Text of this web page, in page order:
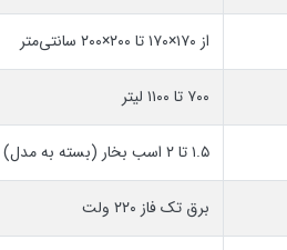
از ۱۷۰×۱۷۰ تا ۲۰۰×۲۰۰ سانتی‌متر
۷۰۰ تا ۱۱۰۰ لیتر
۱.۵ تا ۲ اسب بخار (بسته به مدل)
برق تک فاز ۲۲۰ ولت